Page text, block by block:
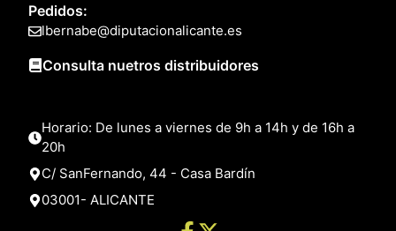
Pedidos:
lbernabe@diputacionalicante.es
Consulta nuetros distribuidores
Horario: De lunes a viernes de 9h a 14h y de 16h a
20h
C/ SanFernando, 44 - Casa Bardín
03001- ALICANTE